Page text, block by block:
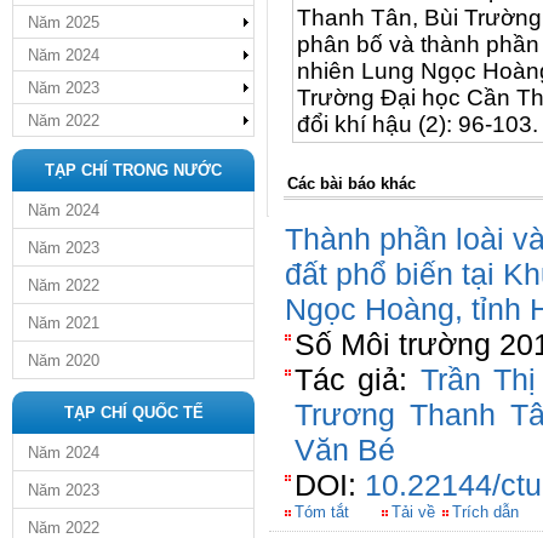
Năm 2025
Năm 2024
Năm 2023
Năm 2022
TẠP CHÍ TRONG NƯỚC
Năm 2024
Năm 2023
Năm 2022
Năm 2021
Năm 2020
TẠP CHÍ QUỐC TẾ
Năm 2024
Năm 2023
Năm 2022
Thanh Tân, Bùi
phân bố và thành
nhiên Lung Ngọc
Trường Đại học Cần
đổi khí hậu (2): 96-103.
Các bài báo khác
Thành phần loài
đất phổ biến tại
Ngọc Hoàng, tỉnh
Số Môi trường
Tác giả: Trần
Trương Thanh
Văn Bé
DOI: 10.22144/
Tóm tắt Tải về Trích dẫn